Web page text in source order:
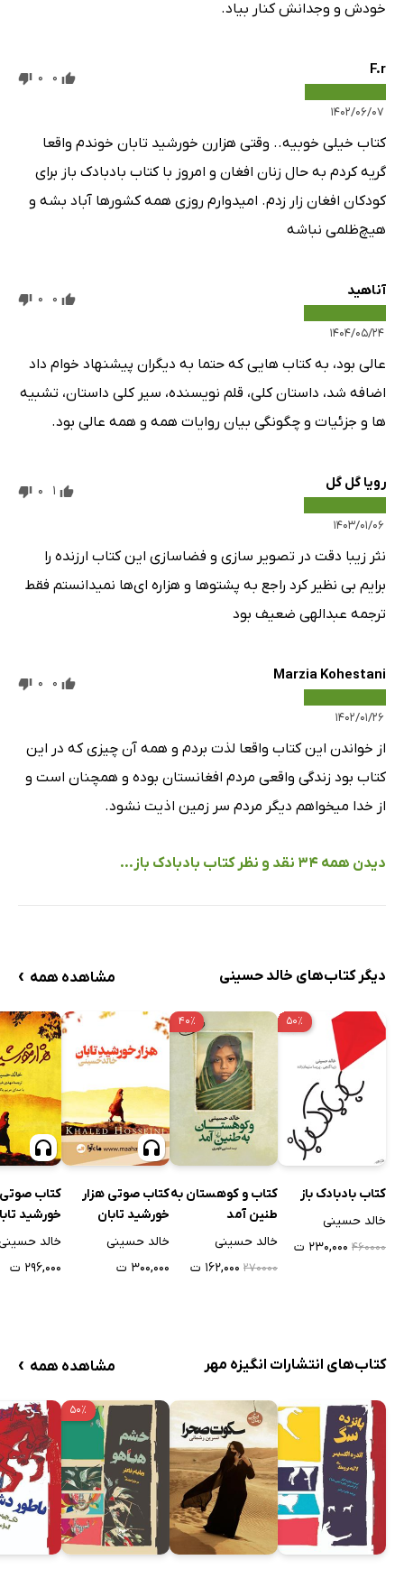
خودش و وجدانش کنار بیاد.
F.r
۱۴۰۲/۰۶/۰۷
0
0
کتاب خیلی خوبیه.. وقتی هزارن خورشید تابان خوندم واقعا
گریه کردم به حال زنان افغان و امروز با کتاب بادبادک باز برای
کودکان افغان زار زدم. امیدوارم روزی همه کشورها آباد بشه و
هیچ‌ظلمی نباشه
آناهید
۱۴۰۴/۰۵/۲۴
0
0
عالی بود، به کتاب هایی که حتما به دیگران پیشنهاد خوام داد
اضافه شد، داستان کلی، قلم نویسنده، سیر کلی داستان، تشبیه
ها و جزئیات و چگونگی بیان روایات همه و همه عالی بود.
رویا گل گل
۱۴۰۳/۰۱/۰۶
1
0
نثر زیبا دقت در تصویر سازی‌ و فضاسازی این کتاب ارزنده را
برایم بی نظیر کرد راجع به پشتوها و هزاره ای‌ها نمیدانستم فقط
ترجمه عبدالهی ضعیف بود
Marzia Kohestani
۱۴۰۲/۰۱/۲۶
0
0
از خواندن این کتاب واقعا لذت بردم و همه آن چیزی که در این
کتاب بود زندگی واقعی مردم افغانستان بوده و همچنان است و
از خدا میخواهم دیگر مردم سر زمین اذیت نشود.
دیدن همه 34 نقد و نظر کتاب بادبادک باز...
دیگر کتاب‌های خالد حسینی مشاهده همه ›
۵۰٪
کتاب بادبادک باز
خالد حسینی
۴۶۰۰۰۰ ۲۳۰,۰۰۰ ت
۴۰٪
کتاب و کوهستان به
طنین آمد
خالد حسینی
۲۷۰۰۰۰ ۱۶۲,۰۰۰ ت
کتاب صوتی هزار
خورشید تابان
خالد حسینی
۳۰۰,۰۰۰ ت
کتاب صوتی
خورشید
خالد
۲۹۶,۰۰۰ ت
کتاب‌های انتشارات انگیزه مهر مشاهده همه ›
۵۰٪